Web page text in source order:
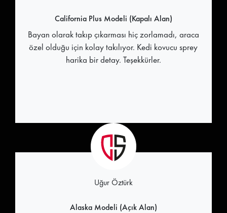
California Plus Modeli (Kapalı Alan)
Bayan olarak takıp çıkarması hiç zorlamadı, araca
özel olduğu için kolay takılıyor. Kedi kovucu sprey
harika bir detay. Teşekkürler.
Uğur Öztürk
Alaska Modeli (Açık Alan)